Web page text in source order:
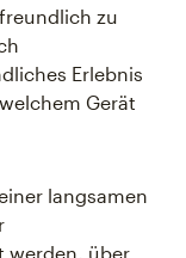
zu
Erlebnis
Gerät
langsamen
werden, über